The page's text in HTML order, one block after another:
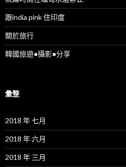
跟india pink 住印度
關於旅行
韓國旅遊●攝影●分享
彙整
2018 年 七月
2018 年 六月
2018 年 三月